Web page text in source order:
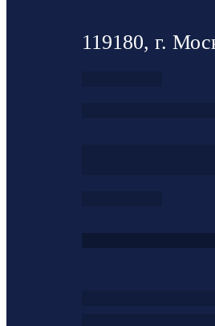
119180, г.